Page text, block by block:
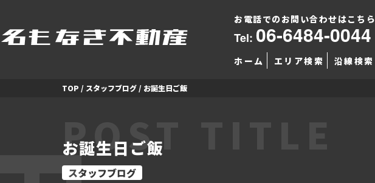
お電話でのお問い合わせはこちら
Tel: 06-6484-0044
ホーム エリア検索 沿線検索
TOP / スタッフブログ / お誕生日ご飯
POST TITLE
お誕生日ご飯
スタッフブログ